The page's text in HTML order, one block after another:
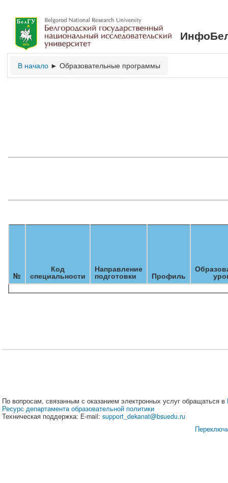
В начало ► Образовательные программы
№
Код
специальности
Направление
подготовки Профиль
По вопросам, связанным с оказанием электронных услуг обращаться в
Ресурс департамента образовательной политики
Техническая поддержка: E-mail: support_dekanat@bsuedu.ru